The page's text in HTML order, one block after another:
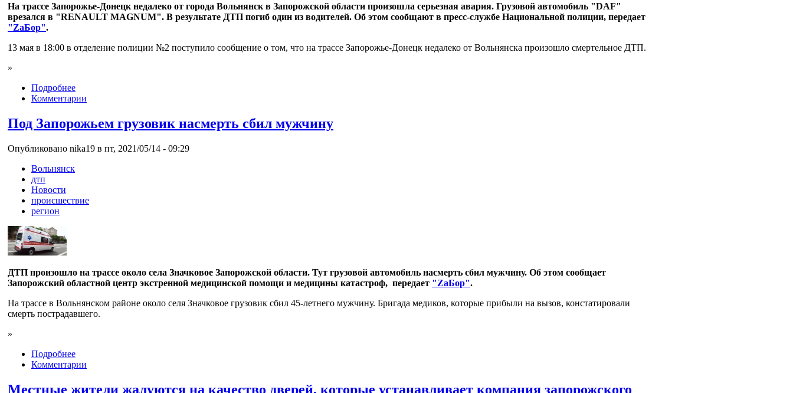
На трассе Запорожье-Донецк недалеко от города Вольнянск в Запорожской области произошла серьезная авария. Грузовой автомобиль "DAF"
врезался в "RENAULT MAGNUM". В результате ДТП погиб один из водителей. Об этом сообщают в пресс-службе Национальной полиции, передает
"ZаБор".
13 мая в 18:00 в отделение полиции №2 поступило сообщение о том, что на трассе Запорожье-Донецк недалеко от Вольнянска произошло смертельное ДТП.
»
Подробнее
Комментарии
Под Запорожьем грузовик насмерть сбил мужчину
Опубликовано nika19 в пт, 2021/05/14 - 09:29
Вольнянск
дтп
Новости
происшествие
регион
ДТП произошло на трассе около села Значковое Запорожской области. Тут грузовой автомобиль насмерть сбил мужчину. Об этом сообщает
Запорожский областной центр экстренной медицинской помощи и медицины катастроф, передает "ZаБор".
На трассе в Вольнянском районе около селя Значковое грузовик сбил 45-летнего мужчину. Бригада медиков, которые прибыли на вызов, констатировали
смерть пострадавшего.
»
Подробнее
Комментарии
Местные жители жалуются на качество дверей, которые устанавливает компания запорожского